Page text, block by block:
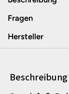
Fragen
Hersteller
Beschreibung